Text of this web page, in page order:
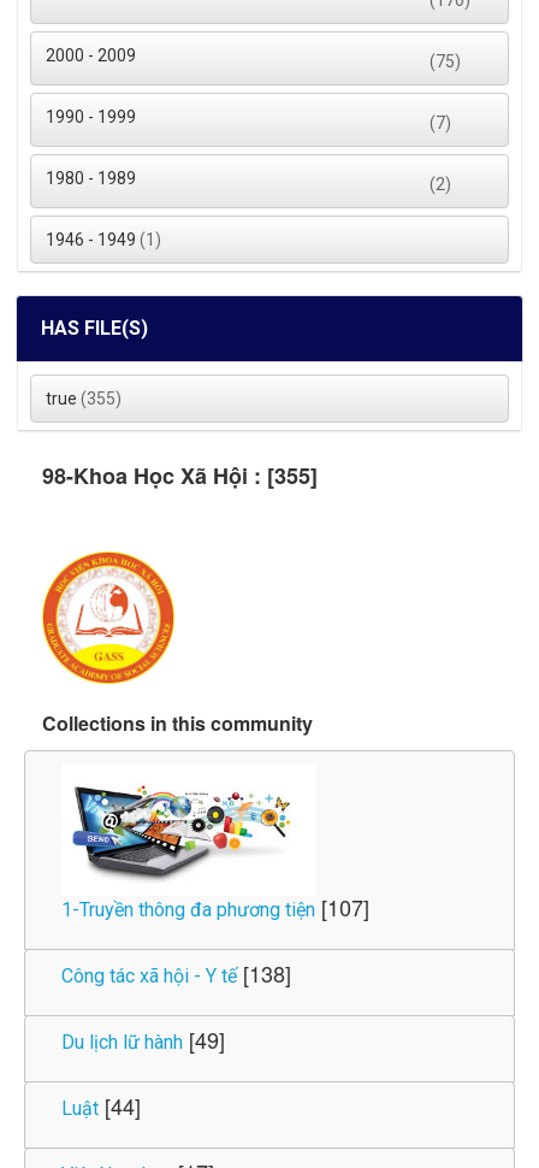
2000 - 2009 (75)
1990 - 1999 (7)
1980 - 1989 (2)
1946 - 1949 (1)
HAS FILE(S)
true (355)
98-Khoa Học Xã Hội : [355]
Collections in this community
1-Truyền thông đa phương tiện [107]
Công tác xã hội - Y tế[138]
Du lịch lữ hành [49]
Luật [44]